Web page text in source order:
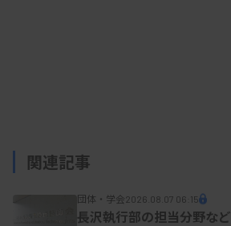
るケースなどが想定されるという。
関連記事
団体・学会2026.08.07 06:15
長沢執行部の担当分野な